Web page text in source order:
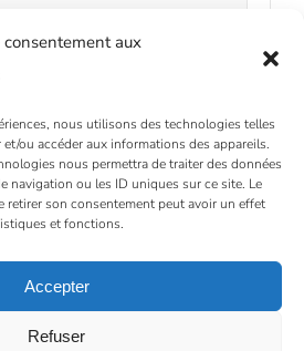
consentement aux
nous utilisons des technologies telles
ou accéder aux informations des appareils.
nous permettra de traiter des données
navigation ou les ID uniques sur ce site. Le
retirer son consentement peut avoir un effet
et fonctions.
Accepter
Refuser
En Coeur | Tous droits réservés |